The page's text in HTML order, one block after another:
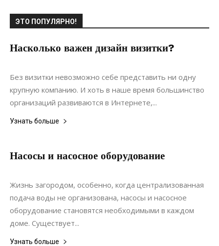
ЭТО ПОПУЛЯРНО!
Насколько важен дизайн визитки?
08.06.2020
Без визитки невозможно себе представить ни одну
крупную компанию. И хоть в наше время большинство
организаций развиваются в Интернете,...
Узнать больше
Насосы и насосное оборудование
08.05.2019
Жизнь загородом, особенно, когда централизованная
подача воды не организована, насосы и насосное
оборудование становятся необходимыми в каждом
доме. Существует...
Узнать больше